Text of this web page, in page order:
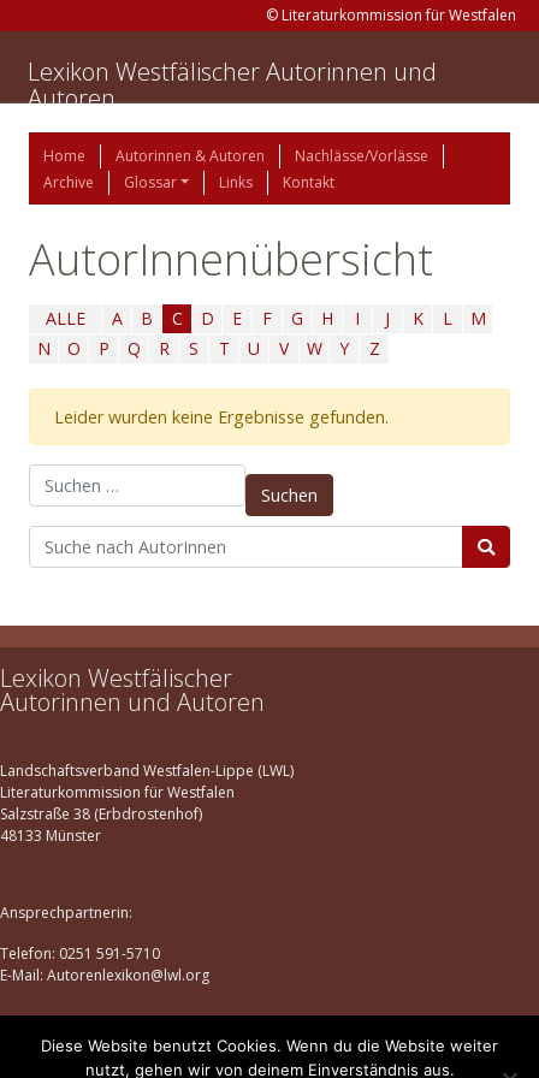
© Literaturkommission für Westfalen
Lexikon Westfälischer Autorinnen und
Autoren
Home Autorinnen & Autoren
Nachlässe/Vorlässe
Archive
Glossar Links Kontakt
AutorInnenübersicht
ALLE A B C D E F G H I J K L
M
N
O P Q R S T U V W Y Z
Leider wurden keine Ergebnisse gefunden.
Suchen nach:
Lexikon Westfälischer
Autorinnen und Autoren
Landschaftsverband Westfalen-Lippe (LWL)
Literaturkommission für Westfalen
Salzstraße 38 (Erbdrostenhof)
48133 Münster
Ansprechpartnerin:
Telefon: 0251 591-5710
E-Mail: Autorenlexikon@lwl.org
Datenschutz |Impressum
Diese Website benutzt Cookies. Wenn du die Website weiter
nutzt, gehen wir von deinem Einverständnis aus.